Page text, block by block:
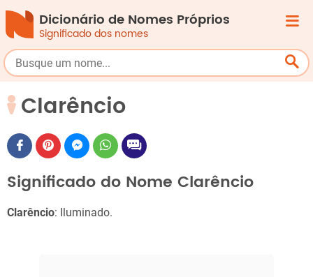
Dicionário de Nomes Próprios
Significado dos nomes
Clarêncio
Significado do Nome Clarêncio
Clarêncio: Iluminado.